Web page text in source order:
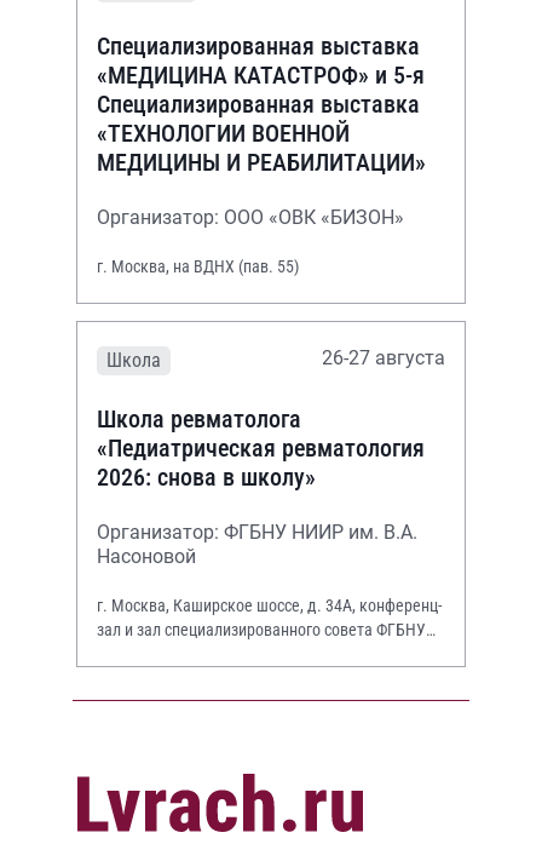
Специализированная выставка
«МЕДИЦИНА КАТАСТРОФ» и 5-я
Специализированная выставка
«ТЕХНОЛОГИИ ВОЕННОЙ
МЕДИЦИНЫ И РЕАБИЛИТАЦИИ»
Организатор: ООО «ОВК «БИЗОН»
г. Москва, на ВДНХ (пав. 55)
Школа 26-27 августа
Школа ревматолога
«Педиатрическая ревматология
2026: снова в школу»
Организатор: ФГБНУ НИИР им. В.А.
Насоновой
г. Москва, Каширское шоссе, д. 34А, конференц-
зал и зал специализированного совета ФГБНУ